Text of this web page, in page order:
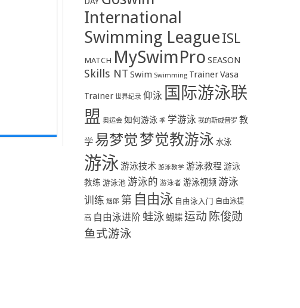
International
Swimming LeagueISL
MATCH MySwimPro SEASON
Skills NT Swim Swimming TrainerVasa
Trainer 世界纪录 仰泳 国际游泳联
盟 奥运会 如何游泳 季 学游泳 我的斯威普罗 教
学 易梦觉梦觉教游泳 水泳
游泳游泳技术 游泳教学 游泳教程 游泳
教练 游泳池 游泳的 游泳者 游泳视频 游泳
训练 烟郎 第 自由泳 自由泳入门 自由泳提
高 自由泳进阶 蛙泳蝴蝶运动 陈俊勋
鱼式游泳